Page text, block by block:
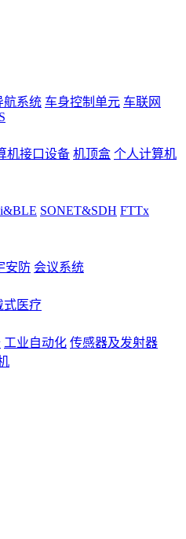
航系统 车身控制单元 车联网
机接口设备 机顶盒 个人计算机
SONET&SDH FTTx
安防 会议系统
式医疗
工业自动化 传感器及发射器